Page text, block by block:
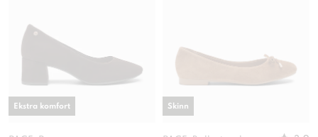
Ekstra komfort Skinn